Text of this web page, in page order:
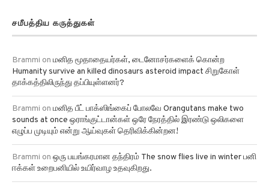
சமீபத்திய கருத்துகள்
Brammi on மனித மூதாதையர்கள், டைனோசர்களைக் கொன்ற
Humanity survive an killed dinosaurs asteroid impact சிறுகோள்
தாக்கத்திலிருந்து தப்பியுள்ளனர்?
Brammi on மனித பீட் பாக்ஸிங்கைப் போலவே Orangutans make two
sounds at once ஒராங்குட்டான்கள் ஒரே நேரத்தில் இரண்டு ஒலிகளை
எழுப்ப முடியும் என்று ஆய்வுகள் தெரிவிக்கின்றன!
Brammi on ஒரு பயங்கரமான தந்திரம் The snow flies live in winter பனி
ஈக்கள் உறைபனியில் உயிர்வாழ உதவுகிறது.